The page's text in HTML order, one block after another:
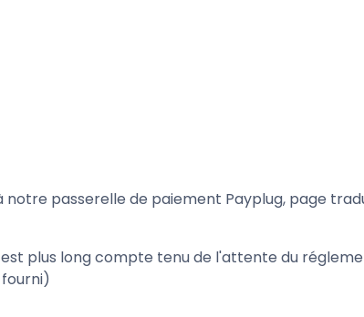
passerelle de paiement Payplug, page
plus long compte tenu de l'attente du